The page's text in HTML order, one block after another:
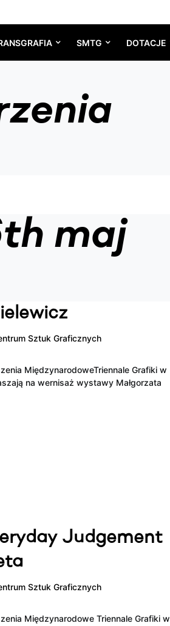
SMTG DOTACJE
maj
Sztuk Graficznych
MiędzynarodoweTriennale Grafiki w
na wernisaż wystawy Małgorzata
Judgement
Sztuk Graficznych
Międzynarodowe Triennale Grafiki w